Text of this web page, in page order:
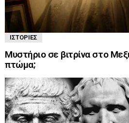
ΙΣΤΟΡΊΕΣ
Μυστήριο σε βιτρίνα στο
πτώμα;